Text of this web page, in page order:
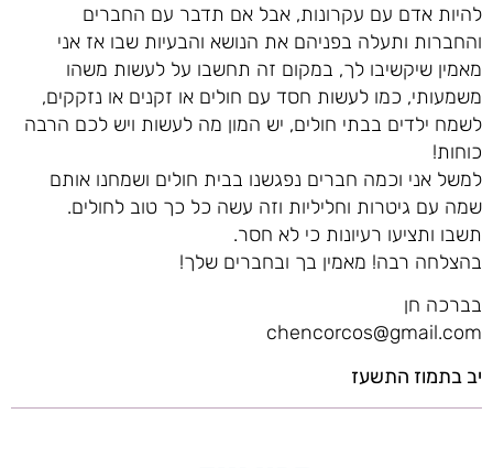
להיות אדם עם עקרונות, אבל אם תדבר עם החברים
והחברות ותעלה בפניהם את הנושא והבעיות שבו אז אני
מאמין שיקשיבו לך, במקום זה תחשבו על לעשות משהו
משמעותי, כמו לעשות חסד עם חולים או זקנים או נזקקים,
לשמח ילדים בבתי חולים, יש המון מה לעשות ויש לכם הרבה
כוחות!
למשל אני וכמה חברים נפגשנו בבית חולים ושמחנו אותם
שמה עם גיטרות וחליליות וזה עשה כל כך טוב לחולים.
תשבו ותציעו רעיונות כי לא חסר.
בהצלחה רבה! מאמין בך ובחברים שלך!
בברכה חן
chencorcos@gmail.com
יב בתמוז התשעז